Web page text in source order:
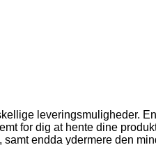
leveringsmuligheder.
for dig at hente dine
endda ydermere den